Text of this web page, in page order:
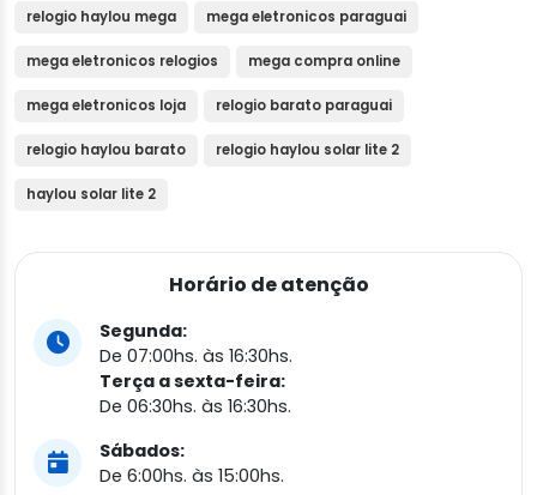
relogio haylou mega mega eletronicos paraguai
mega eletronicos relogios mega compra online
mega eletronicos loja relogio barato paraguai
relogio haylou barato relogio haylou solar lite 2
haylou solar lite 2
Horário de atenção
Segunda:
De 07:00hs. às 16:30hs.
Terça a sexta-feira:
De 06:30hs. às 16:30hs.
Sábados:
De 6:00hs. às 15:00hs.